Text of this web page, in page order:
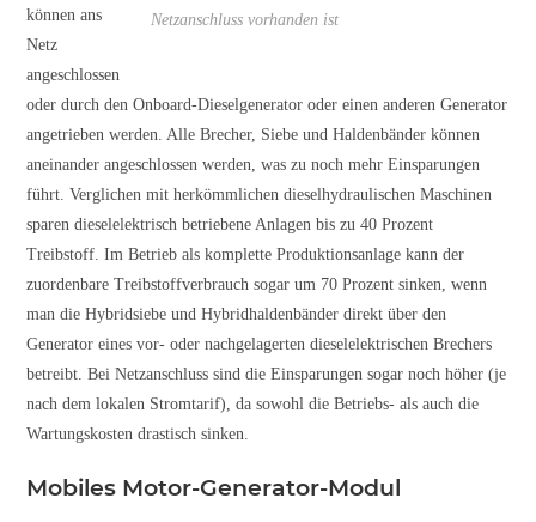
Netzanschluss vorhanden ist
können ans
Netz
angeschlossen
oder durch den Onboard-Dieselgenerator oder einen anderen Generator
angetrieben werden. Alle Brecher, Siebe und Haldenbänder können
aneinander angeschlossen werden, was zu noch mehr Einsparungen
führt. Verglichen mit herkömmlichen dieselhydraulischen Maschinen
sparen dieselelektrisch betriebene Anlagen bis zu 40 Prozent
Treibstoff. Im Betrieb als komplette Produktionsanlage kann der
zuordenbare Treibstoffverbrauch sogar um 70 Prozent sinken, wenn
man die Hybridsiebe und Hybridhaldenbänder direkt über den
Generator eines vor- oder nachgelagerten dieselelektrischen Brechers
betreibt. Bei Netzanschluss sind die Einsparungen sogar noch höher (je
nach dem lokalen Stromtarif), da sowohl die Betriebs- als auch die
Wartungskosten drastisch sinken.
Mobiles Motor-Generator-Modul